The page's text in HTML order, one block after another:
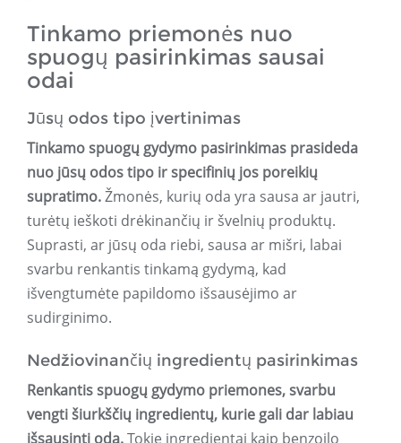
Tinkamo priemonės nuo
spuogų pasirinkimas sausai
odai
Jūsų odos tipo įvertinimas
Tinkamo spuogų gydymo pasirinkimas prasideda
nuo jūsų odos tipo ir specifinių jos poreikių
supratimo.Žmonės, kurių oda yra sausa ar jautri,
turėtų ieškoti drėkinančių ir švelnių produktų.
Suprasti, ar jūsų oda riebi, sausa ar mišri, labai
svarbu renkantis tinkamą gydymą, kad
išvengtumėte papildomo išsausėjimo ar
sudirginimo.
Nedžiovinančių ingredientų pasirinkimas
Renkantis spuogų gydymo priemones, svarbu
vengti šiurkščių ingredientų, kurie gali dar labiau
išsausinti odą.Tokie ingredientai kaip benzoilo